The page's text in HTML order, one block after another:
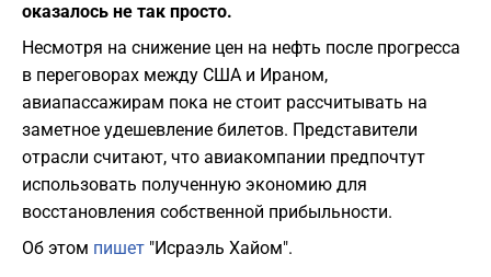
оказалось не так просто.
Несмотря на снижение цен на нефть после прогресса
в переговорах между США и Ираном,
авиапассажирам пока не стоит рассчитывать на
заметное удешевление билетов. Представители
отрасли считают, что авиакомпании предпочтут
использовать полученную экономию для
восстановления собственной прибыльности.
Об этом пишет "Исраэль Хайом".